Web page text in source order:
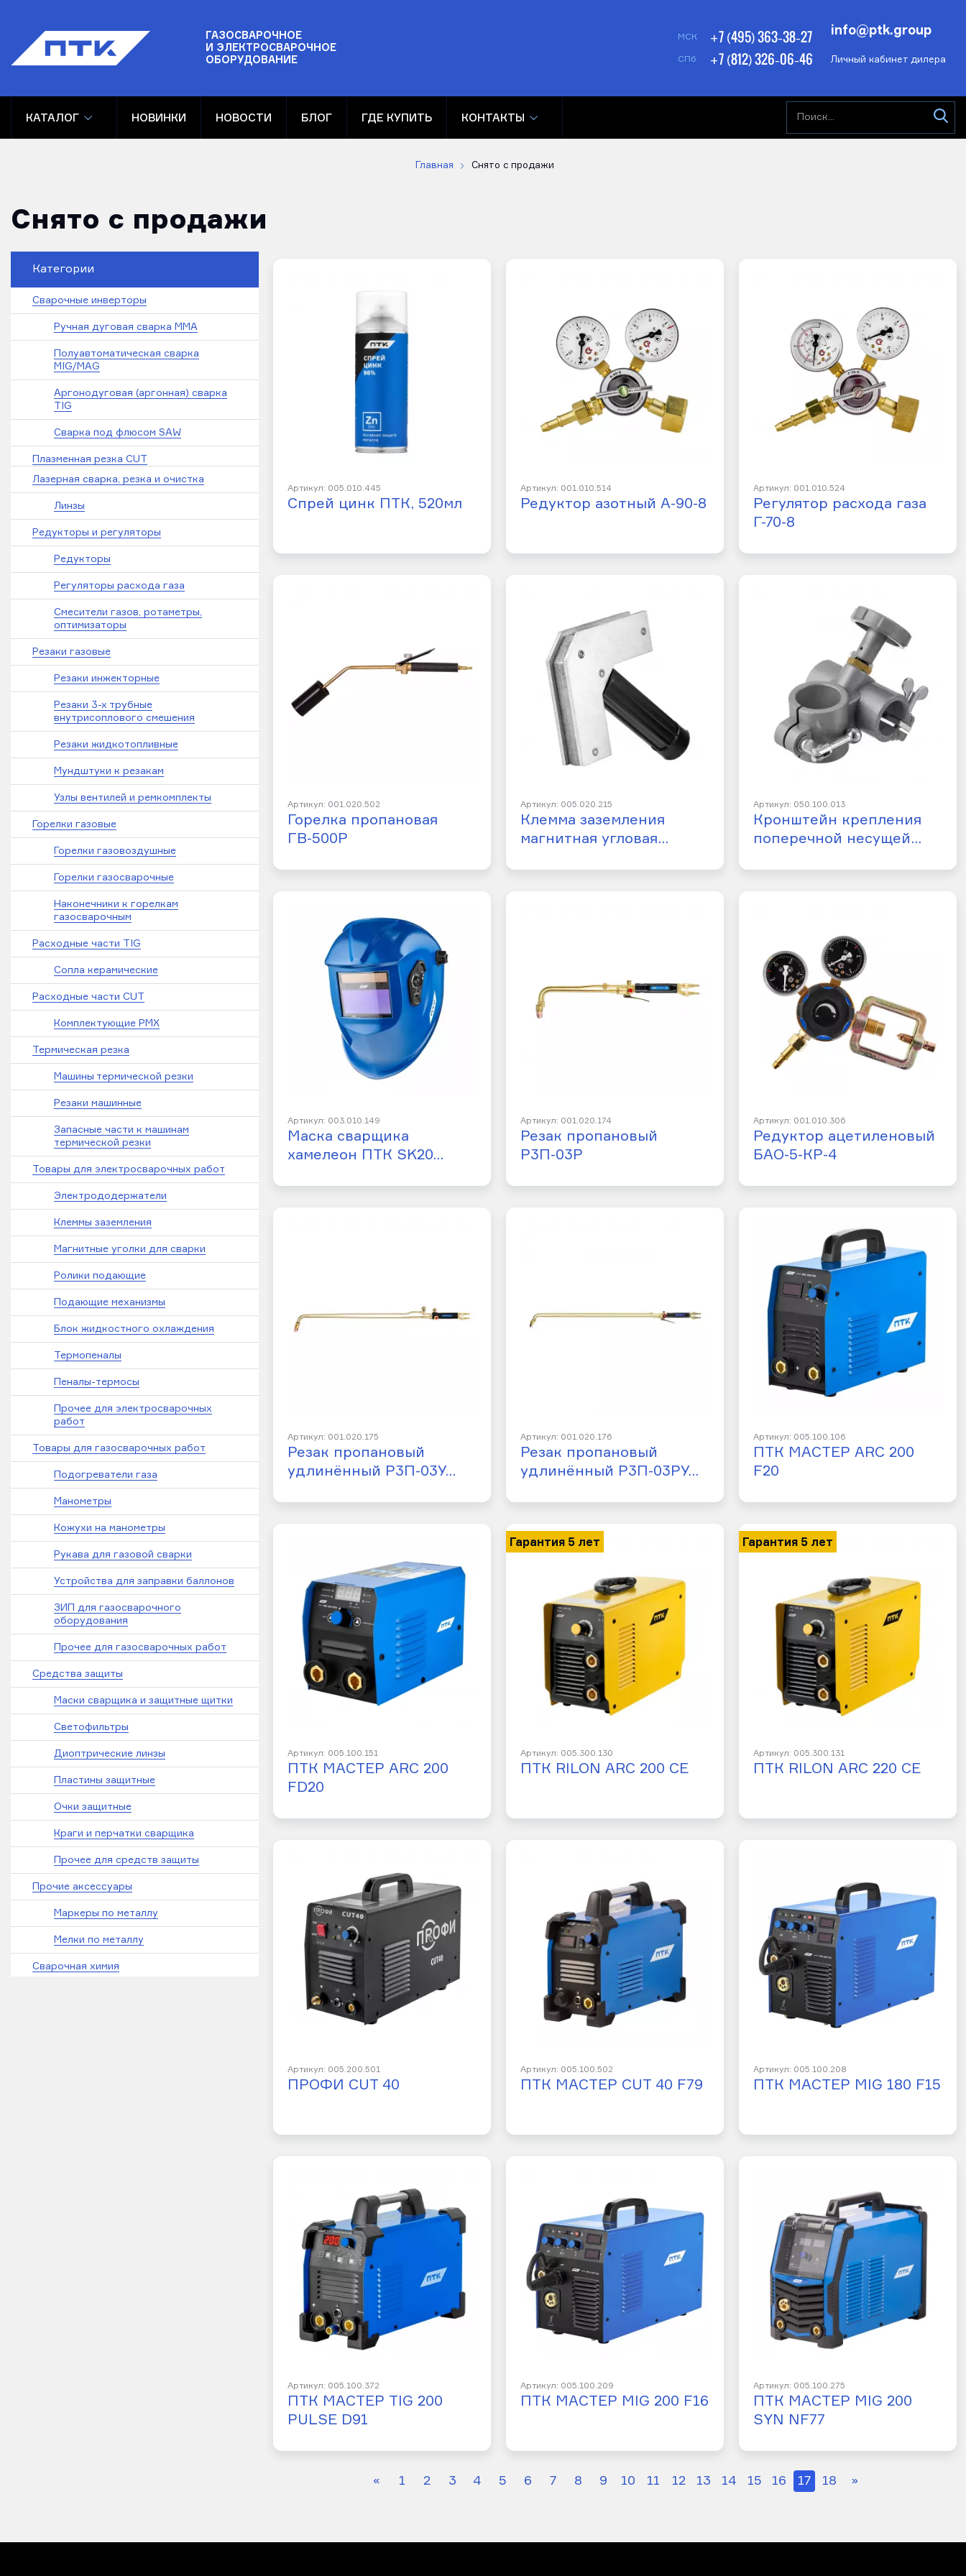
ГАЗОСВАРОЧНОЕ
И ЭЛЕКТРОСВАРОЧНОЕ
ОБОРУДОВАНИЕ
МСК +7 (495) 363-38-27
СПб +7 (812) 326-06-46 Личный кабинет дилера
info@ptk.group
КАТАЛОГ НОВИНКИ НОВОСТИ БЛОГ ГДЕ КУПИТЬ КОНТАКТЫ
Главная Снято с продажи
Снято с продажи
Артикул: 005.010.445
Спрей цинк ПТК, 520мл
Артикул: 001.010.514
Редуктор азотный А-90-8
Артикул: 001.010.524
Регулятор расхода газа
Г-70-8
Артикул: 001.020.502
Горелка пропановая
ГВ-500Р
Артикул: 005.020.215
Клемма заземления
магнитная угловая…
Артикул: 050.100.013
Кронштейн крепления
поперечной несущей…
Артикул: 003.010.149
Маска сварщика
хамелеон ПТК SK20…
Артикул: 001.020.174
Резак пропановый
Р3П-03Р
Артикул: 001.010.306
Редуктор ацетиленовый
БАО-5-КР-4
Артикул: 001.020.175
Резак пропановый
удлинённый Р3П-03У…
Артикул: 001.020.176
Резак пропановый
удлинённый Р3П-03РУ…
Артикул: 005.100.106
ПТК МАСТЕР ARC 200
F20
Артикул: 005.100.151
ПТК МАСТЕР ARC 200
FD20
Гарантия 5 лет
Артикул: 005.300.130
ПТК RILON ARC 200 CE
Гарантия 5 лет
Артикул: 005.300.131
ПТК RILON ARC 220 CE
Артикул: 005.200.501
ПРОФИ CUT 40
Артикул: 005.100.502
ПТК МАСТЕР CUT 40 F79
Артикул: 005.100.208
ПТК МАСТЕР MIG 180 F15
Артикул: 005.100.372
ПТК МАСТЕР TIG 200
PULSE D91
Артикул: 005.100.209
ПТК МАСТЕР MIG 200 F16
Артикул: 005.100.275
ПТК МАСТЕР MIG 200
SYN NF77
« 1 2 3 4 5 6 7 8 9 10 11 12 13 14 15 16 17 18 »
Категории
Сварочные инверторы
Ручная дуговая сварка MMA
Полуавтоматическая сварка
MIG/MAG
Аргонодуговая (аргонная) сварка
TIG
Сварка под флюсом SAW
Плазменная резка CUT
Лазерная сварка, резка и очистка
Линзы
Редукторы и регуляторы
Редукторы
Регуляторы расхода газа
Смесители газов, ротаметры,
оптимизаторы
Резаки газовые
Резаки инжекторные
Резаки 3-х трубные
внутрисоплового смешения
Резаки жидкотопливные
Мундштуки к резакам
Узлы вентилей и ремкомплекты
Горелки газовые
Горелки газовоздушные
Горелки газосварочные
Наконечники к горелкам
газосварочным
Расходные части TIG
Сопла керамические
Расходные части CUT
Комплектующие PMX
Термическая резка
Машины термической резки
Резаки машинные
Запасные части к машинам
термической резки
Товары для электросварочных работ
Электрододержатели
Клеммы заземления
Магнитные уголки для сварки
Ролики подающие
Подающие механизмы
Блок жидкостного охлаждения
Термопеналы
Пеналы-термосы
Прочее для электросварочных
работ
Товары для газосварочных работ
Подогреватели газа
Манометры
Кожухи на манометры
Рукава для газовой сварки
Устройства для заправки баллонов
ЗИП для газосварочного
оборудования
Прочее для газосварочных работ
Средства защиты
Маски сварщика и защитные щитки
Светофильтры
Диоптрические линзы
Пластины защитные
Очки защитные
Краги и перчатки сварщика
Прочее для средств защиты
Прочие аксессуары
Маркеры по металлу
Мелки по металлу
Сварочная химия